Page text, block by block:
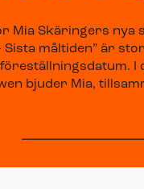
Mia Skäringers nya
Sista måltiden” är
I
bjuder Mia,